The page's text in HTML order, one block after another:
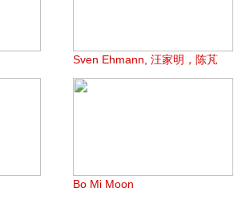
Sven Ehmann, 汪家明，陈芃
Bo Mi Moon